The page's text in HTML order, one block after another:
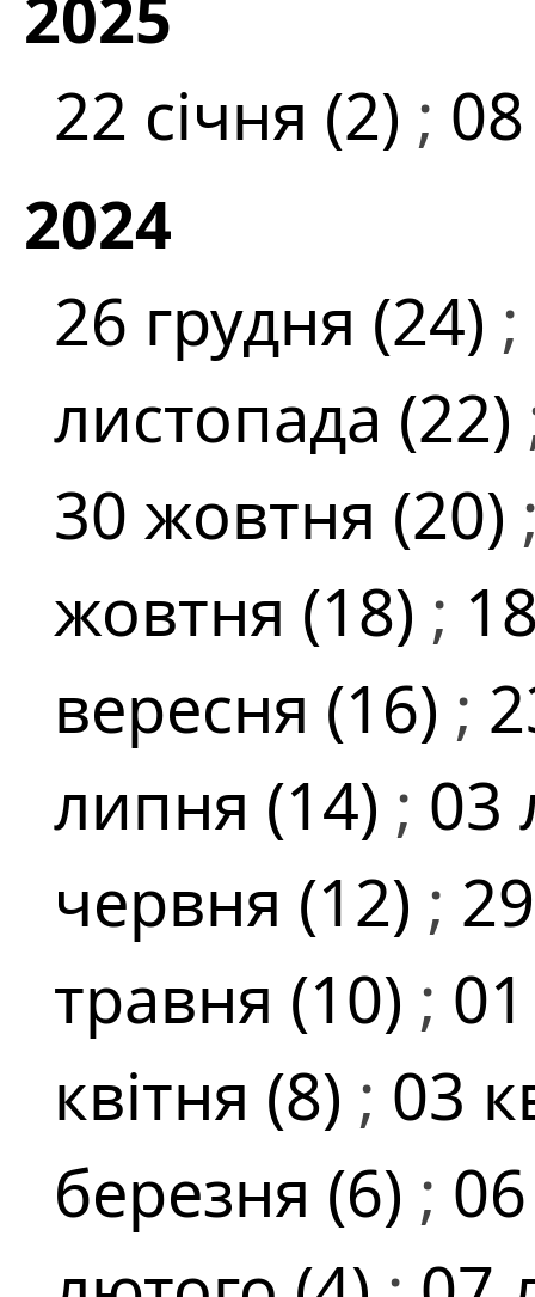
2025
22 січня (2) ;
2024
26 грудня (24) ;
листопада (22)
30 жовтня (20)
жовтня (18) ;
вересня (16) ;
липня (14) ; 03
червня (12) ;
травня (10) ;
квітня (8) ; 03
березня (6) ;